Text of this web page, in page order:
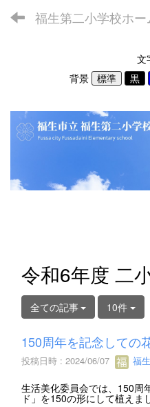
福生第二小学校ホ
文
背景
令和6年度 二
全ての記事 10件
150周年を記念しての
投稿日時 : 2024/06/07 福
生活美化委員会では、150周
ド」を150の形にして植えま